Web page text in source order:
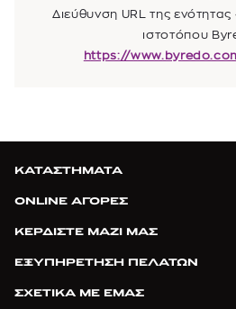
Διεύθυνση URL της ενότητας
ιστοτόπου
https://
ΚΑΤΑΣΤΗΜΑΤΑ
ONLINE ΑΓΟΡΕΣ
ΚΕΡΔΙΣΤΕ ΜΑΖΙ ΜΑΣ
ΕΞΥΠΗΡΕΤΗΣΗ ΠΕΛΑΤΩΝ
ΣΧΕΤΙΚΑ ΜΕ ΕΜΑΣ